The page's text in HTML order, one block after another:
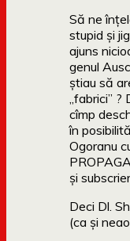
Să ne
stupid și
ajuns
genul
știau să
„fabrici” ?
cîmp
în
Ogoranu
și
Deci Dl.
(ca și